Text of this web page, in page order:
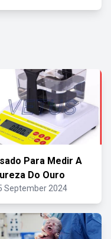
Para Medir A
Do Ouro
September 2024